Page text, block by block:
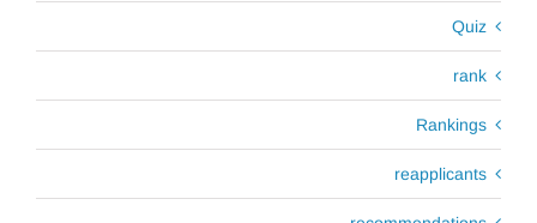
Quiz
rank
Rankings
reapplicants